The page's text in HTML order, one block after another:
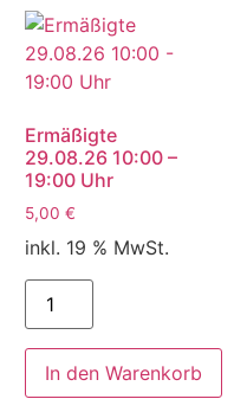
Ermäßigte
29.08.26 10:00 –
19:00 Uhr
5,00 €
inkl. 19 % MwSt.
In den Warenkorb